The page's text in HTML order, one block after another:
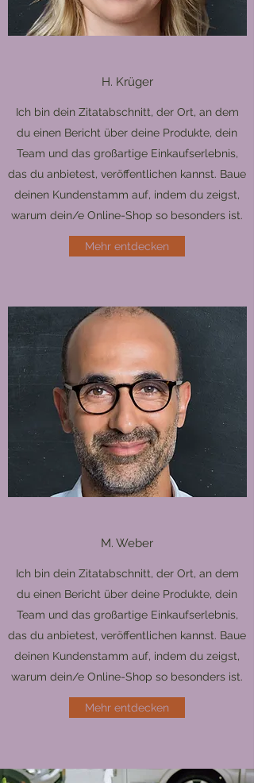
H. Krüger
Ich bin dein Zitatabschnitt, der Ort, an dem
du einen Bericht über deine Produkte, dein
Team und das großartige Einkaufserlebnis,
das du anbietest, veröffentlichen kannst. Baue
deinen Kundenstamm auf, indem du zeigst,
warum dein/e Online-Shop so besonders ist.
Mehr entdecken
M. Weber
Ich bin dein Zitatabschnitt, der Ort, an dem
du einen Bericht über deine Produkte, dein
Team und das großartige Einkaufserlebnis,
das du anbietest, veröffentlichen kannst. Baue
deinen Kundenstamm auf, indem du zeigst,
warum dein/e Online-Shop so besonders ist.
Mehr entdecken